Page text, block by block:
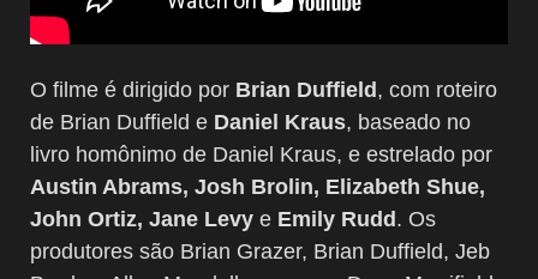
O filme é dirigido por Brian Duffield, com roteiro
de Brian Duffield e Daniel Kraus, baseado no
livro homônimo de Daniel Kraus, e estrelado por
Austin Abrams, Josh Brolin, Elizabeth Shue,
John Ortiz, Jane Levy e Emily Rudd. Os
produtores são Brian Grazer, Brian Duffield, Jeb